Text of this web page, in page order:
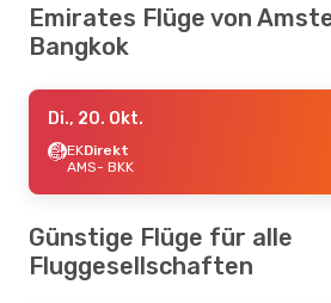
Emirates Flüge von
Bangkok
Di., 20. Okt.
EKDirekt
AMS- BKK
Günstige Flüge für alle
Fluggesellschaften